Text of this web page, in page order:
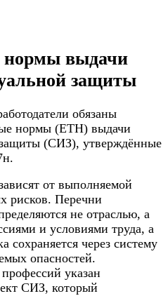
выдачи
защиты
обязаны
нормы (ЕТН) выдачи
(СИЗ), утверждённые
от выполняемой
рисков. Перечни
не отраслью, а
и условиями труда, а
сохраняется через систему
опасностей.
указан
СИЗ, который